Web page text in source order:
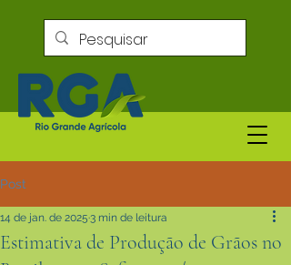
Post
Estimativa de Produção de Grãos no
14 de jan. de 2025 3 min de leitura